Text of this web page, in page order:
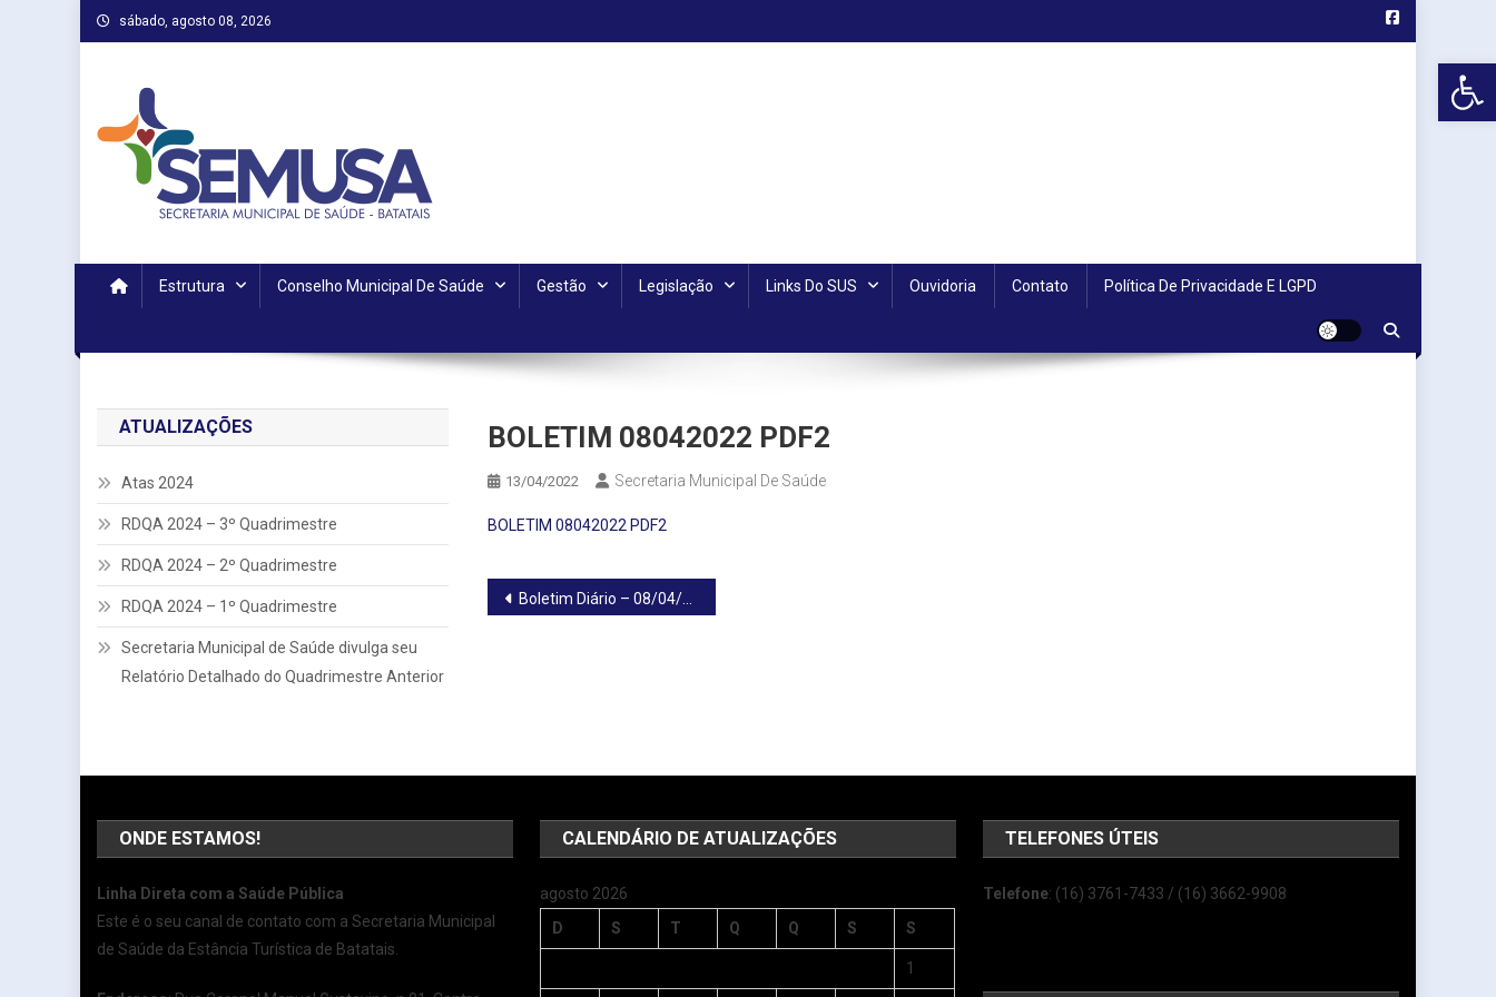
Skip
to
sábado, agosto 08, 2026
Estrutura Conselho Municipal De Saúde Gestão Legislação Links Do SUS Ouvidoria Contato Política De Privacidade E LGPD
BOLETIM 08042022 PDF2
13/04/2022 Secretaria Municipal De Saúde
BOLETIM 08042022 PDF2
Navegação
Boletim Diário – 08/04/2022
ATUALIZAÇÕES
Atas 2024
RDQA 2024 – 3º Quadrimestre
RDQA 2024 – 2º Quadrimestre
RDQA 2024 – 1º Quadrimestre
Secretaria Municipal de Saúde divulga seu
Relatório Detalhado do Quadrimestre Anterior
ONDE ESTAMOS!
Linha Direta com a Saúde Pública
Este é o seu canal de contato com a Secretaria Municipal
de Saúde da Estância Turística de Batatais.
CALENDÁRIO DE ATUALIZAÇÕES
agosto 2026
D
S T Q Q S S
1
TELEFONES ÚTEIS
Telefone: (16) 3761-7433 / (16) 3662-9908